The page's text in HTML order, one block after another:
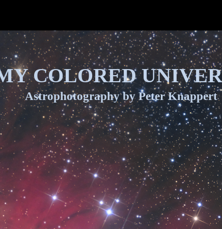
COLORED
Astrophotography by Peter Knappert